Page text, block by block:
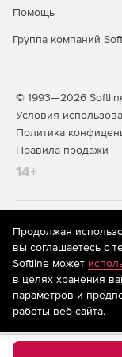
иерархических
библиотек;
(ПП)
правил
пары и
поддержка
слоёв,
Помощь
Группа компаний
© 1993—2026
Условия
Политика
Правила продажи
14+
На
рекомендательные
предоставления
систематизации и
предпочтениям
находящихся на
Продолжая
вы соглашаетесь с
Softline может
в целях хранения
параметров и
работы веб-сайта.